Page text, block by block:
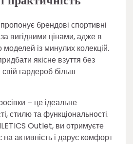
брендові спортивні
вигідними цінами, адже в
моделей із минулих колекцій.
якісне взуття без
гардероб більш
– це ідеальне
стилю та функціональності.
Outlet, ви отримуєте
на активність і дарує комфорт